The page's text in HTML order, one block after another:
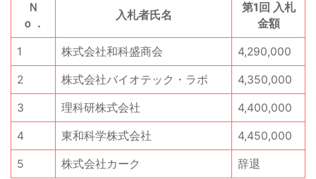
Ｎ
ｏ．
入札者氏名
第1回 入札
金額
1 株式会社和科盛商会 4,290,000
2 株式会社バイオテック・ラボ 4,350,000
3 理科研株式会社 4,400,000
4 東和科学株式会社 4,450,000
5 株式会社カーク 辞退